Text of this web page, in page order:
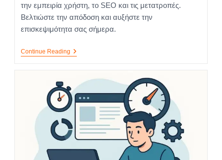
την εμπειρία χρήστη, το SEO και τις μετατροπές.
Βελτιώστε την απόδοση και αυξήστε την
επισκεψιμότητα σας σήμερα.
Continue Reading